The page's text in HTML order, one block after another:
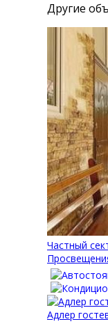
Другие
Частный
Адлер